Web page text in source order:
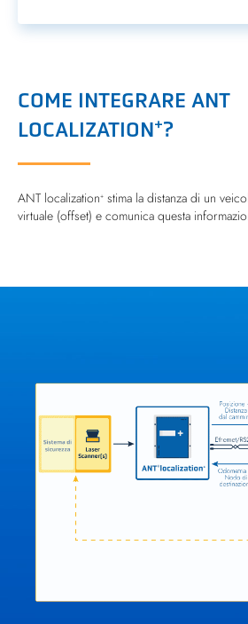
COME INTEGRARE ANT
LOCALIZATION+?
ANT localization+ stima la distanza di un
virtuale (offset) e comunica questa